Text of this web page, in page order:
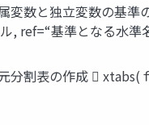
数と独立変数の基
, ref=“基準となる水
分割表の作成 